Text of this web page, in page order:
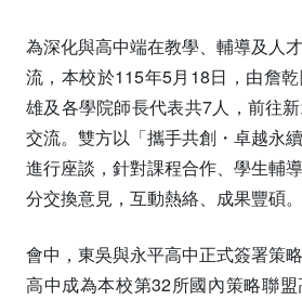
為深化與高中端在教學、輔導及人
流，本校於115年5月18日，由詹
雄及各學院師長代表共7人，前往
交流。雙方以「攜手共創・卓越永
進行座談，針對課程合作、學生輔
分交換意見，互動熱絡、成果豐碩。
會中，東吳與永平高中正式簽署策
高中成為本校第32所國內策略聯